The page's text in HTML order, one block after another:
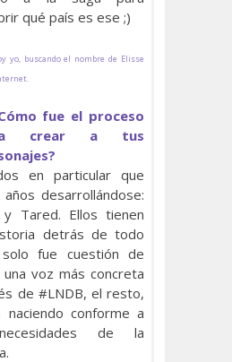
qué país es ese ;)
yo, buscando el nombre de Elisse
fue el proceso
crear a tus
en particular que
desarrollándose:
y Tared. Ellos tienen
detrás de todo
fue cuestión de
voz más concreta
de #LNDB, el resto,
naciendo conforme a
de la